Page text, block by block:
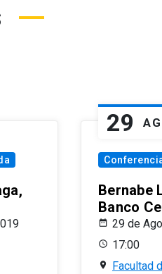
29
Bernabe
Banco
29 de
17:00
Facultad